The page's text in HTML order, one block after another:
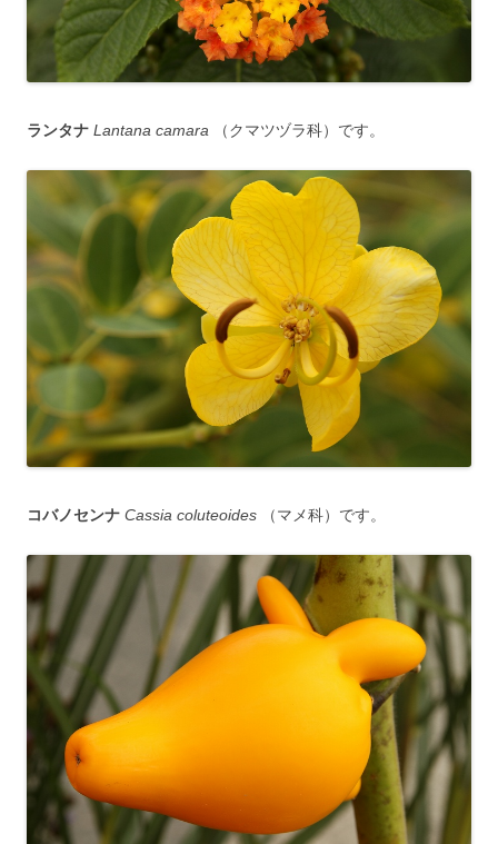
ランタナ Lantana camara （クマツヅラ科）です。
コバノセンナ Cassia coluteoides （マメ科）です。